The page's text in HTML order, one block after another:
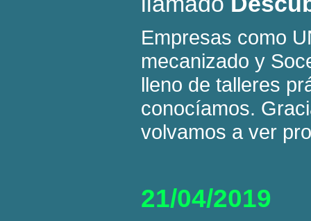
Empresas como
mecanizado y
lleno de talleres
conocíamos.
volvamos a ver
21/04/2019